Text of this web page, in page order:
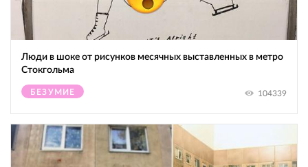
Люди в шоке от рисунков месячных выставленных в метро
Стокгольма
БЕЗУМИЕ 104339